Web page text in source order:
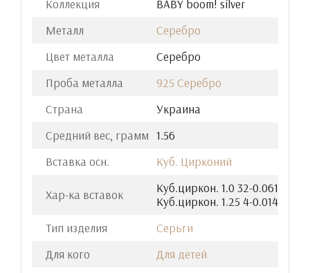
Коллекция
BABY boom! silver
Металл
Серебро
Цвет металла
Серебро
Проба металла
925 Серебро
Страна
Украина
Средний вес, грамм 1.56
Вставка осн.
Куб. Цирконий
Хар-ка вставок
Куб.циркон. 1.0 32-0.061
Куб.циркон. 1.25 4-0.014
Тип изделия
Серьги
Для кого
Для детей